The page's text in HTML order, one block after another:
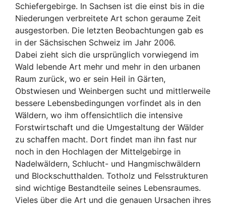
Schiefergebirge. In Sachsen ist die einst bis in die
Niederungen verbreitete Art schon geraume Zeit
ausgestorben. Die letzten Beobachtungen gab es
in der Sächsischen Schweiz im Jahr 2006.
Dabei zieht sich die ursprünglich vorwiegend im
Wald lebende Art mehr und mehr in den urbanen
Raum zurück, wo er sein Heil in Gärten,
Obstwiesen und Weinbergen sucht und mittlerweile
bessere Lebensbedingungen vorfindet als in den
Wäldern, wo ihm offensichtlich die intensive
Forstwirtschaft und die Umgestaltung der Wälder
zu schaffen macht. Dort findet man ihn fast nur
noch in den Hochlagen der Mittelgebirge in
Nadelwäldern, Schlucht- und Hangmischwäldern
und Blockschutthalden. Totholz und Felsstrukturen
sind wichtige Bestandteile seines Lebensraumes.
Vieles über die Art und die genauen Ursachen ihres